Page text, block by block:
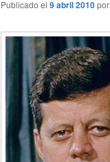
Publicado el 9 abril 2010por